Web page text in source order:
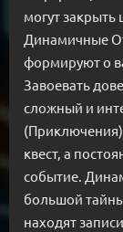
могут
Динамичные
формируют о
Завоевать
сложный и
квест, а
событие.
большой
находят